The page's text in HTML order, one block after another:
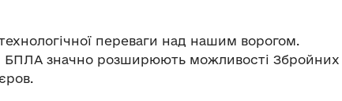
переваги над нашим ворогом.
БПЛА значно розширюють можливості Збройних